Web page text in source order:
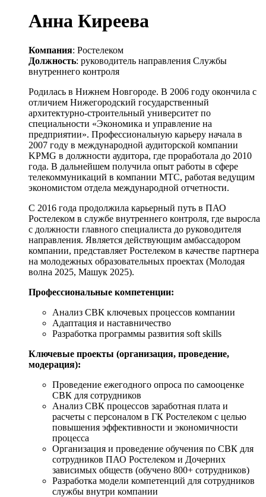
Анна Киреева
Компания: Ростелеком
Должность: руководитель направления Службы
внутреннего контроля
Родилась в Нижнем Новгороде. В 2006 году окончила с
отличием Нижегородский государственный
архитектурно-строительный университет по
специальности «Экономика и управление на
предприятии». Профессиональную карьеру начала в
2007 году в международной аудиторской компании
KPMG в должности аудитора, где проработала до 2010
года. В дальнейшем получила опыт работы в сфере
телекоммуникаций в компании МТС, работая ведущим
экономистом отдела международной отчетности.
С 2016 года продолжила карьерный путь в ПАО
Ростелеком в службе внутреннего контроля, где выросла
с должности главного специалиста до руководителя
направления. Является действующим амбассадором
компании, представляет Ростелеком в качестве партнера
на молодежных образовательных проектах (Молодая
волна 2025, Машук 2025).
Профессиональные компетенции:
Анализ СВК ключевых процессов компании
Адаптация и наставничество
Разработка программы развития soft skills
Ключевые проекты (организация, проведение,
модерация):
Проведение ежегодного опроса по самооценке
СВК для сотрудников
Анализ СВК процессов заработная плата и
расчеты с персоналом в ГК Ростелеком с целью
повышения эффективности и экономичности
процесса
Организация и проведение обучения по СВК для
сотрудников ПАО Ростелеком и Дочерних
зависимых обществ (обучено 800+ сотрудников)
Разработка модели компетенций для сотрудников
службы внутри компании